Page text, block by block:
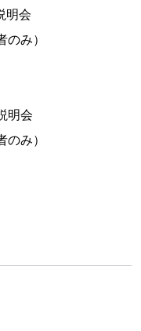
明会
み）
明会
み）